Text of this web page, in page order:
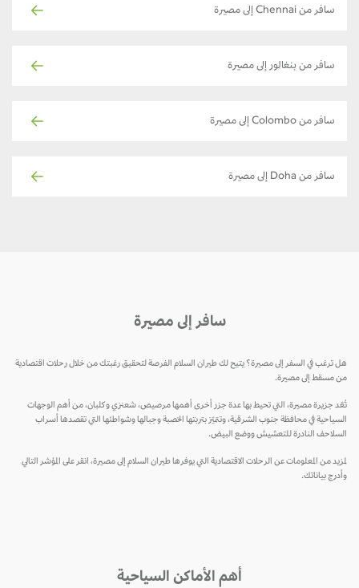
سافر من Chennai إلى مصيرة
سافر من بنغالور إلى مصيرة
سافر من Colombo إلى مصيرة
سافر من Doha إلى مصيرة
سافر إلى مصيرة
هل ترغب في السفر إلى مصيرة؟ يتيح لك طيران السلام الفرصة لتحقيق رغبتك من خلال رحلات اقتصادية
من مسقط إلى مصيرة.
تُعّد جزيرة مصيرة، التي تحيط بها عدة جزر أخرى أهمها مرصيص، شعنزي وكلبان، من أهم الوجهات
السياحية في محافظة جنوب الشرقية، وتتميّز بتربتها الخصبة وجبالها وشواطئها التي تقصدها أسراب
السلاحف النادرة للتعشيش ووضع البيض.
لمزيد من المعلومات عن الرحلات الاقتصادية التي يوفرها طيران السلام إلى مصيرة، انقر على المؤشر التالي
وأدرج بياناتك.
أهم الأماكن السياحية